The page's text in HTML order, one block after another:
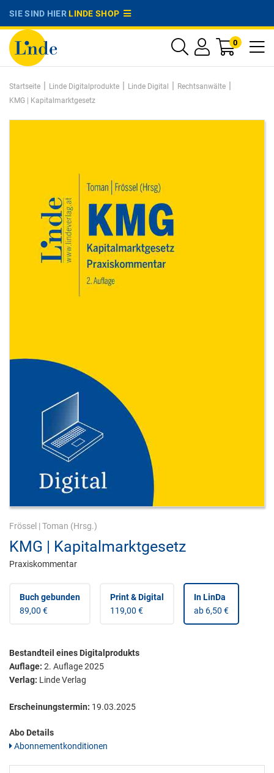
SIE SIND HIERLINDE SHOP
0
Startseite | Linde Digitalprodukte | Linde Digital | Rechtsanwälte |
KMG | Kapitalmarktgesetz
Frössel | Toman (Hrsg.)
KMG | Kapitalmarktgesetz
Praxiskommentar
Buch gebunden
89,00 €
Print & Digital
119,00 €
In LinDa
ab 6,50 €
Bestandteil eines Digitalprodukts
Auflage: 2. Auflage 2025
Verlag: Linde Verlag
Erscheinungstermin: 19.03.2025
Abo Details
Abonnementkonditionen